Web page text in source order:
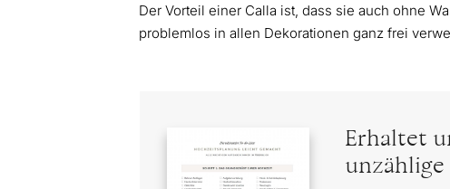
Der Vorteil einer Calla ist, dass sie auch ohne
problemlos in allen Dekorationen ganz frei
Erhaltet
unzählige